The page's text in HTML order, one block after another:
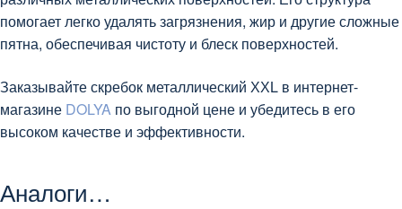
помогает легко удалять загрязнения, жир и другие сложные
пятна, обеспечивая чистоту и блеск поверхностей.
Заказывайте скребок металлический ХХL в интернет-
магазине DOLYA по выгодной цене и убедитесь в его
высоком качестве и эффективности.
Аналоги…